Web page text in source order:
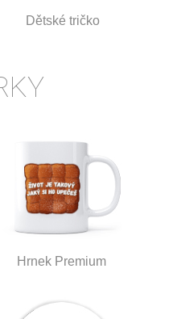
Dětské tričko
Hrnek Premium